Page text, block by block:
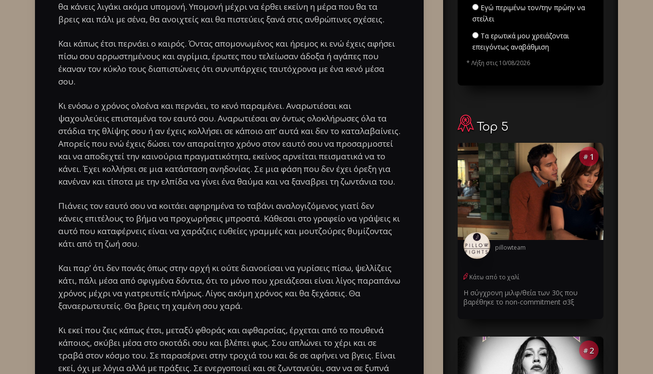
θα κάνεις λιγάκι ακόμα υπομονή. Υπομονή μέχρι να έρθει εκείνη η μέρα που θα τα
βρεις και πάλι με σένα, θα ανοιχτείς και θα πιστεύεις ξανά στις ανθρώπινες σχέσεις.
Και κάπως έτσι περνάει ο καιρός. Όντας απομονωμένος και ήρεμος κι ενώ έχεις αφήσει
πίσω σου αρρωστημένους και αγρίμια, έρωτες που τελείωσαν άδοξα ή αγάπες που
έκαναν τον κύκλο τους διαπιστώνεις ότι συνυπάρχεις ταυτόχρονα με ένα κενό μέσα
σου.
Κι ενόσω ο χρόνος ολοένα και περνάει, το κενό παραμένει. Αναρωτιέσαι και
ψαχουλεύεις επισταμένα τον εαυτό σου. Αναρωτιέσαι αν όντως ολοκλήρωσες όλα τα
στάδια της θλίψης σου ή αν έχεις κολλήσει σε κάποιο απ’ αυτά και δεν το καταλαβαίνεις.
Απορείς που ενώ έχεις δώσει τον απαραίτητο χρόνο στον εαυτό σου να προσαρμοστεί
και να αποδεχτεί την καινούρια πραγματικότητα, εκείνος αρνείται πεισματικά να το
κάνει. Έχει κολλήσει σε μια κατάσταση ανηδονίας. Σε μια φάση που δεν έχει όρεξη για
κανέναν και τίποτα με την ελπίδα να γίνει ένα θαύμα και να ξαναβρει τη ζωντάνια του.
Πιάνεις τον εαυτό σου να κοιτάει αφηρημένα το ταβάνι αναλογιζόμενος γιατί δεν
κάνεις επιτέλους το βήμα να προχωρήσεις μπροστά. Κάθεσαι στο γραφείο να γράψεις κι
αυτό που καταφέρνεις είναι να χαράζεις ευθείες γραμμές και μουτζούρες θυμίζοντας
κάτι από τη ζωή σου.
Και παρ’ ότι δεν πονάς όπως στην αρχή κι ούτε διανοείσαι να γυρίσεις πίσω, ψελλίζεις
κάτι, πάλι μέσα από σφιγμένα δόντια, ότι το μόνο που χρειάζεσαι είναι λίγος παραπάνω
χρόνος μέχρι να γιατρευτείς πλήρως. Λίγος ακόμη χρόνος και θα ξεχάσεις. Θα
ξαναερωτευτείς. Θα βρεις τη χαμένη σου χαρά.
Κι εκεί που ζεις κάπως έτσι, μεταξύ φθοράς και αφθαρσίας, έρχεται από το πουθενά
κάποιος, σκύβει μέσα στο σκοτάδι σου και βλέπει φως. Σου απλώνει το χέρι και σε
τραβά στον κόσμο του. Σε παρασέρνει στην τροχιά του και δε σε αφήνει να βγεις. Είναι
εκεί, όχι με λόγια αλλά με πράξεις. Σε ενεργοποιεί και σε ζωντανεύει, σαν να σε ξυπνά
Εγώ περιμένω τον/την πρώην να
στείλει
Τα ερωτικά μου χρειάζονται
επειγόντως αναβάθμιση
* Λήξη στις 10/08/2026
Top 5
# 1
pillowteam
Κάτω από το χαλί
Η σύγχρονη μιλφ/θεία των 30ς που
βαρέθηκε το non-commitment σ3ξ
# 2